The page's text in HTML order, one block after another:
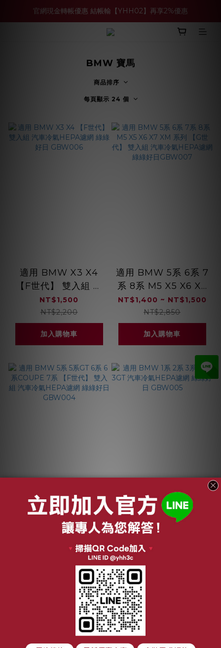
買多件家電找強老闆，比百貨公司更划算 >>
官網現金轉帳優惠 結帳輸【YHH02】再享2%優惠
買多件家電找強老闆，比百貨公司更划算 >>
BMW 寶馬
商品排序
每頁顯示 24 個
適用 BMW X3 X4
【F世代】 雙入組 汽
車冷氣HEPA濾網 綠
綠好日 GBW006
NT$1,500
NT$2,200
加入購物車
適用 BMW 5系 6系 7
系 8系 M5 X5 X6 X7
XM 系列 【G世代】
雙入組 汽車冷氣
HEPA濾網 綠綠好日
GBW007
NT$1,400 ~ NT$1,500
NT$2,850
加入購物車
適用 BMW 5系 5系
GT 6系 6系COUPE
汽車冷氣HEPA濾網
綠綠好日 GBW004
NT$2,200
適用 BMW 1系 2系 3
系 4系 3GT 汽車冷氣
GBW005
NT$2,278
關於我們